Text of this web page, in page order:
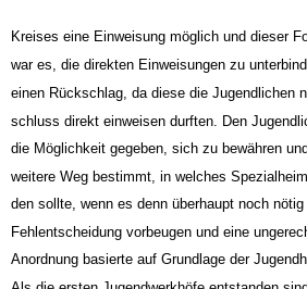
Kreises eine Einweisung möglich und dieser
war es, die direkten Einweisungen zu
einen Rückschlag, da diese die Jugendlichen
schluss direkt einweisen durften. Den
die Möglichkeit gegeben, sich zu bewähren
weitere Weg bestimmt, in welches
den sollte, wenn es denn überhaupt noch
Fehlentscheidung vorbeugen und eine
Anordnung basierte auf Grundlage der